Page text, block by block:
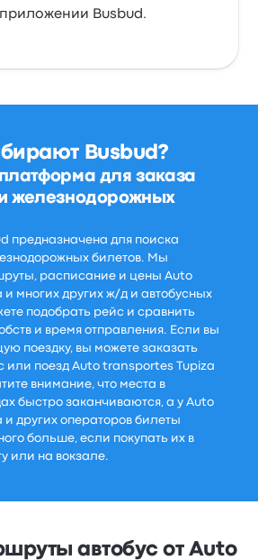
Busbud.
Busbud?
для заказа
железнодорожных
предназначена для поиска
билетов. Мы
расписание и цены Auto
многих других ж/д и автобусных
подобрать рейс и сравнить
и время отправления. Если вы
поездку, вы можете заказать
или поезд Auto transportes Tupiza
внимание, что места в
быстро заканчиваются, а у Auto
других операторов билеты
больше, если покупать их в
или на вокзале.
автобус от Auto